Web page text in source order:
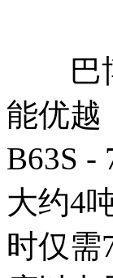
巴博
能优越
B63S -
大约4
时仅需